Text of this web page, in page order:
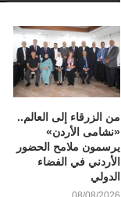
من الزرقاء إلى العالم..
«نشامى الأردن»
يرسمون ملامح الحضور
الأردني في الفضاء
الدولي